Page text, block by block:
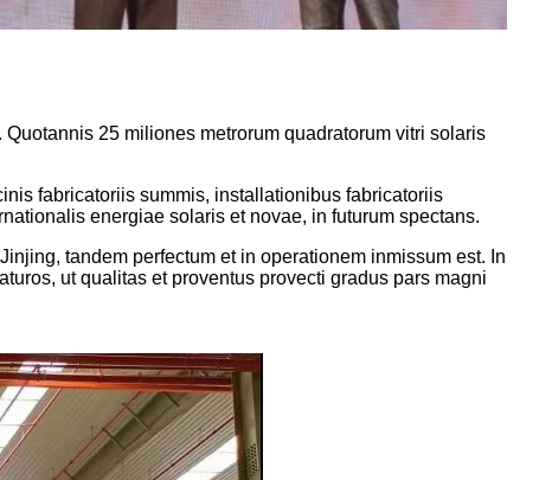
25 miliones metrorum quadratorum vitri solaris
fabricatoriis summis, installationibus fabricatoriis
energiae solaris et novae, in futurum spectans.
tandem perfectum et in operationem inmissum est. In
ut qualitas et proventus provecti gradus pars magni